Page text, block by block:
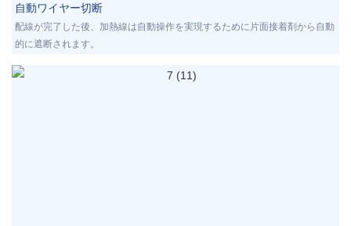
自動ワイヤー切断
配線が完了した後、加熱線は自動操作を実現するために片面接着剤から自動
的に遮断されます。